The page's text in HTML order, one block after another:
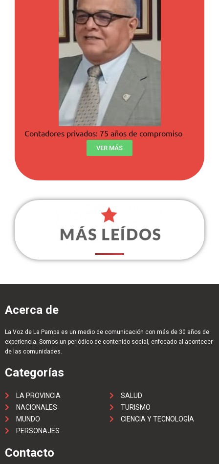
Contadores privados: 75 años de compromiso
VER MÁS
Acerca de
La Voz de La Pampa es un medio de comunicación con más de 30 años de
experiencia. Somos un periódico de contenido social, enfocado al acontecer
de las comunidades.
Categorías
LA PROVINCIA
NACIONALES
MUNDO
PERSONAJES
SALUD
TURISMO
CIENCIA Y TECNOLOGÍA
Contacto